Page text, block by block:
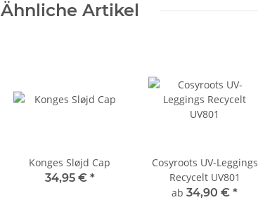
Ähnliche Artikel
Konges Sløjd Cap
34,95 € *
Cosyroots UV-Leggings
Recycelt UV801
ab 34,90 € *